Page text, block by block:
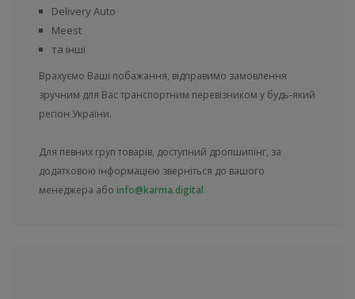
Delivery Auto
Meest
та інші
Врахуємо Ваші побажання, відправимо замовлення
зручним для Вас транспортним перевізником у будь-який
регіон України.
Для певних груп товарів, доступний дропшипінг, за
додатковою інформацією зверніться до вашого
менеджера або info@karma.digital